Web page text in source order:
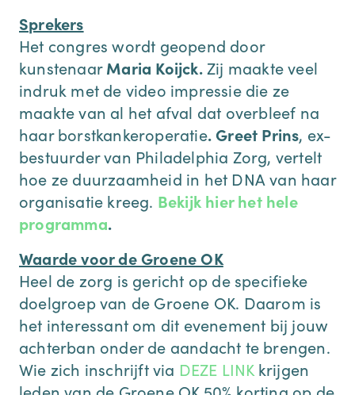
Sprekers
Het congres wordt geopend door
kunstenaarMaria Koijck. Zij maakte veel
indruk met de video impressie die ze
maakte van al het afval dat overbleef na
haar borstkankeroperatie. Greet Prins, ex-
bestuurder van Philadelphia Zorg, vertelt
hoe ze duurzaamheid in het DNA van haar
organisatie kreeg. Bekijk hier het hele
programma.
Waarde voor de Groene OK
Heel de zorg is gericht op de specifieke
doelgroep van de Groene OK. Daarom is
het interessant om dit evenement bij jouw
achterban onder de aandacht te brengen.
Wie zich inschrijft via DEZE LINKkrijgen